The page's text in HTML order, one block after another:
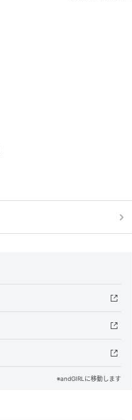
※andGIRLに移動します